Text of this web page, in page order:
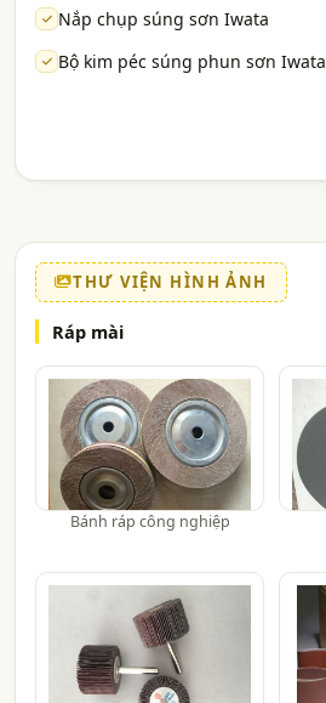
Nắp chụp súng sơn Iwata
Bộ kim péc súng phun sơn Iwata
THƯ VIỆN HÌNH ẢNH
Ráp mài
Bánh ráp công nghiệp